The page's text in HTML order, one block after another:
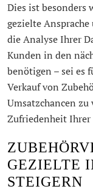
Dies ist besonders
gezielte
die Analyse Ihrer
Kunden in den
benötigen – sei es
Verkauf von
Umsatzchancen
Zufriedenheit Ihrer
GEZIELTE
STEIGERN